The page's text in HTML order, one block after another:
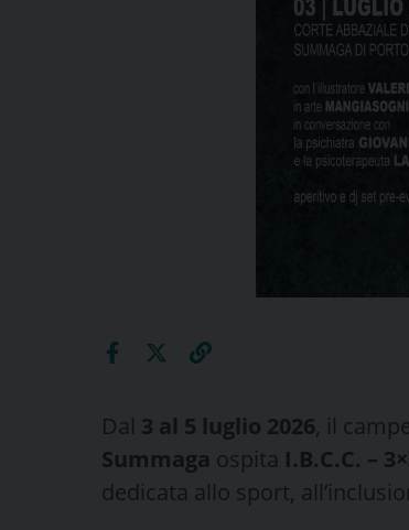
Dal 3 al 5 luglio 2026, il
Summaga ospita I.B.C.C. –
dedicata allo sport,